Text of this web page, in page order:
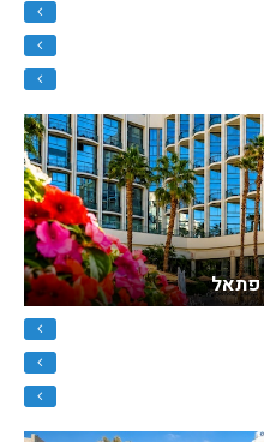
פתאל